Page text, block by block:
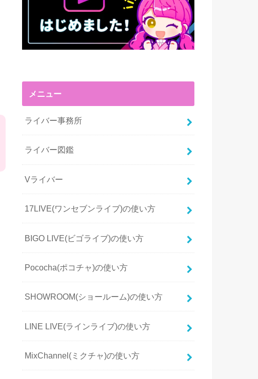
メニュー
ライバー事務所
ライバー図鑑
Vライバー
17LIVE(ワンセブンライブ)の使い方
BIGO LIVE(ビゴライブ)の使い方
Pococha(ポコチャ)の使い方
SHOWROOM(ショールーム)の使い方
LINE LIVE(ラインライブ)の使い方
MixChannel(ミクチャ)の使い方